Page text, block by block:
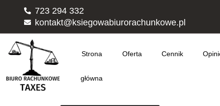
723 294 332
kontakt@ksiegowabiurorachunkowe.pl
Strona
główna
Oferta Cennik